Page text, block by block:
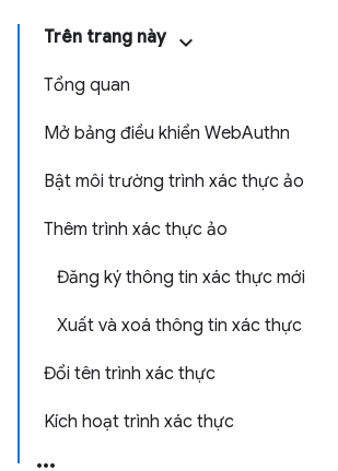
Trên trang này
Tổng quan
Mở bảng điều khiển WebAuthn
Bật môi trường trình xác thực ảo
Thêm trình xác thực ảo
Đăng ký thông tin xác thực mới
Xuất và xoá thông tin xác thực
Đổi tên trình xác thực
Kích hoạt trình xác thực